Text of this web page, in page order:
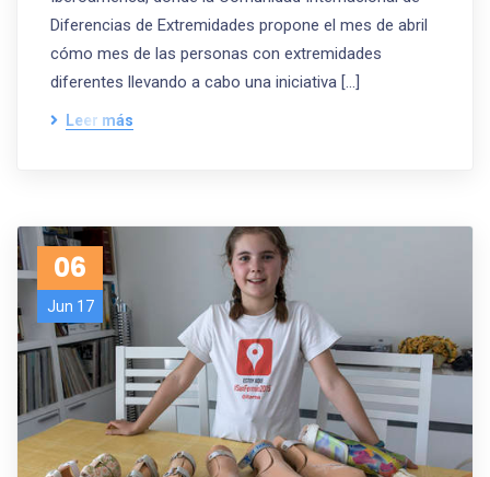
Diferencias de Extremidades propone el mes de abril
cómo mes de las personas con extremidades
diferentes llevando a cabo una iniciativa […]
Leer más
06
Jun 17